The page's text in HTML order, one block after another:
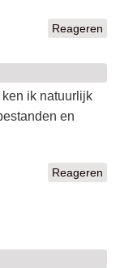
Reageren
ik natuurlijk
en
Reageren